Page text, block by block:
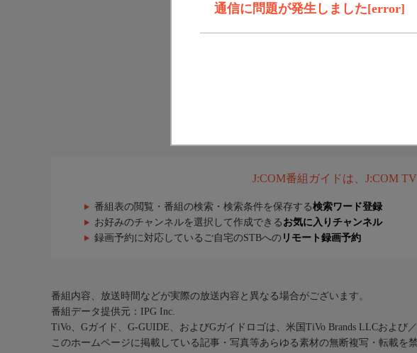
通信に問題が発生しました[error]
J:COM番組ガイドは、J:COM
番組表の閲覧・番組の検索・検索条件を保存する検索ワード登録
お好みのチャンネルを選択して作成できる お気に入りチャンネル
録画予約に対応しているご自宅のSTBへの リモート録画予約
番組内容、放送時間などが実際の放送内容と異なる場合がございます。
番組データ提供元：IPG Inc.
TiVo、Gガイド、G-GUIDE、およびGガイドロゴは、米国TiVo Brands LLCおよび
このホームページに掲載している記事・写真等あらゆる素材の無断複写・転載を禁